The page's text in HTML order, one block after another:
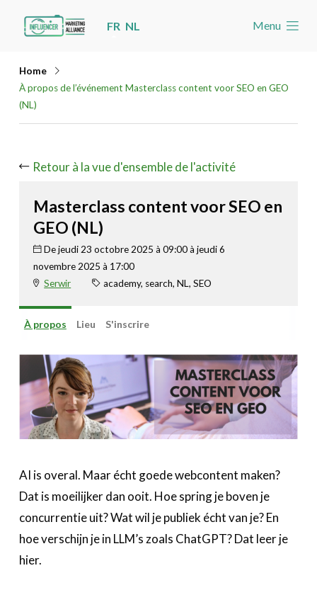
Jump
to
navigation
Jump
main
FR NL Menu
Home
À propos de l’événement Masterclass content voor SEO en GEO
(NL)
Retour à la vue d'ensemble de l'activité
Masterclass content voor SEO en
GEO (NL)
De jeudi 23 octobre 2025 à 09:00 à jeudi 6
novembre 2025 à 17:00
Serwir
academy, search, NL, SEO
À propos Lieu S'inscrire
AI is overal. Maar écht goede webcontent maken?
Dat is moeilijker dan ooit. Hoe spring je boven je
concurrentie uit? Wat wil je publiek écht van je? En
hoe verschijn je in LLM’s zoals ChatGPT? Dat leer je
hier.
Les nouvelles
Toolbox